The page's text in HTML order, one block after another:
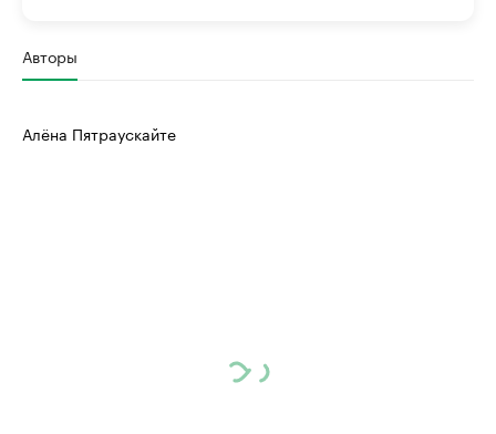
Авторы
Алёна Пятраускайте